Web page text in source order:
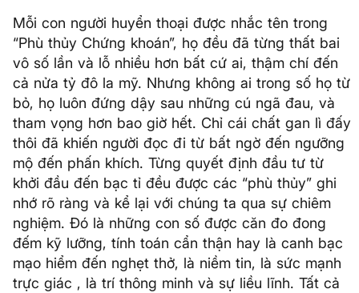
Mỗi con người huyển thoại được nhắc tên trong
“Phù thủy Chứng khoán”, họ đều đã từng thất bai
vô số lần và lỗ nhiều hơn bất cứ ai, thậm chí đến
cả nửa tỷ đô la mỹ. Nhưng không ai trong số họ từ
bỏ, họ luôn đứng dậy sau những cú ngã đau, và
tham vọng hơn bao giờ hết. Chỉ cái chất gan lì đấy
thôi đã khiến người đọc đi từ bất ngờ đến ngưỡng
mộ đến phấn khích. Từng quyết định đầu tư từ
khởi đầu đến bạc tỉ đều được các “phù thủy” ghi
nhớ rõ ràng và kể lại với chúng ta qua sự chiêm
nghiệm. Đó là những con số được căn đo đong
đếm kỹ lưỡng, tính toán cẩn thận hay là canh bạc
mạo hiểm đến nghẹt thở, là niềm tin, là sức mạnh
trực giác , là trí thông minh và sự liều lĩnh. Tất cả